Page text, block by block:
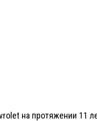
на протяжении 11